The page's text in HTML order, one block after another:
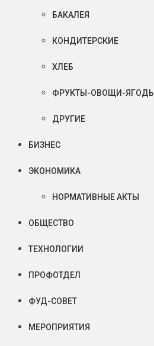
БАКАЛЕЯ
КОНДИТЕРСКИЕ
ХЛЕБ
ФРУКТЫ-ОВОЩИ-ЯГОДЫ
ДРУГИЕ
БИЗНЕС
ЭКОНОМИКА
НОРМАТИВНЫЕ АКТЫ
ОБЩЕСТВО
ТЕХНОЛОГИИ
ПРОФОТДЕЛ
ФУД-СОВЕТ
МЕРОПРИЯТИЯ